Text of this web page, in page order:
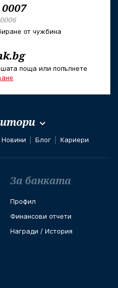
от чужбина
поща или попълнете
Новини Блог Кариери
За банката
Профил
Финансови отчети
Награди / История